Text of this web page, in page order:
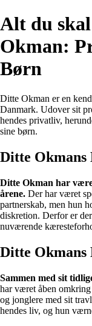
Alt du
Okman:
Børn
Ditte Okman er en
Danmark. Udover sit
hendes privatliv,
sine børn.
Ditte
Ditte Okman har
årene. Der har været
partnerskab, men hun
diskretion. Derfor er
nuværende
Ditte Okmans
Sammen med sit
har været åben
og jonglere med sit
hendes liv, og hun